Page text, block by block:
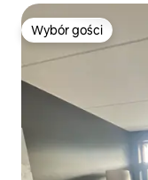
Wybór gości
Wybór gości